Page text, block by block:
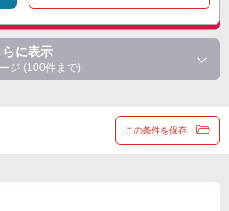
らに表示
ジ (100件まで)
この条件を保存